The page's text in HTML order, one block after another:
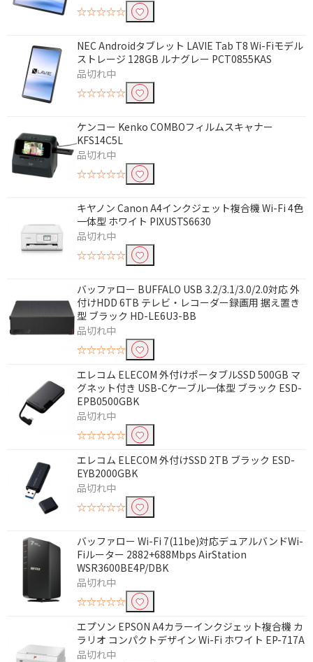
☆☆☆☆☆
NEC Androidタブレット LAVIE Tab T8 Wi-Fiモデル
ストレージ 128GB ルナグレー PCT0855KAS
品切れ中
☆☆☆☆☆
ケンコー Kenko COMBOフィルムスキャナー
KFS14C5L
品切れ中
☆☆☆☆☆
キヤノン Canon A4インクジェット複合機 Wi-Fi 4色
一体型 ホワイト PIXUSTS6630
品切れ中
☆☆☆☆☆
バッファロー BUFFALO USB 3.2/3.1/3.0/2.0対応 外
付けHDD 6TB テレビ・レコーダー録画用 据え置き
型 ブラック HD-LE6U3-BB
品切れ中
☆☆☆☆☆
エレコム ELECOM 外付けポータブルSSD 500GB マ
グネット付き USB-Cケーブル一体型 ブラック ESD-
EPB0500GBK
品切れ中
☆☆☆☆☆
エレコム ELECOM 外付けSSD 2TB ブラック ESD-
EYB2000GBK
品切れ中
☆☆☆☆☆
バッファロー Wi-Fi 7(11be)対応デュアルバンドWi-
Fiルーター 2882+688Mbps AirStation
WSR3600BE4P/DBK
品切れ中
☆☆☆☆☆
エプソン EPSON A4カラーインクジェット複合機 カ
ラリオ コンパクトデザイン Wi-Fi ホワイト EP-717A
品切れ中